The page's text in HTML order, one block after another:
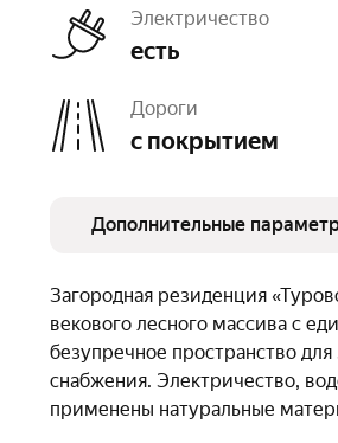
Электричество
есть
Дороги
с покрытием
Дополнительные
Загородная резиденция
векового лесного массива с
безупречное пространство
снабжения. Электричество,
применены натуральные